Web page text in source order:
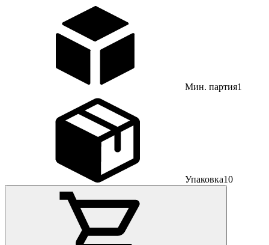
Мин. партия1
Упаковка10